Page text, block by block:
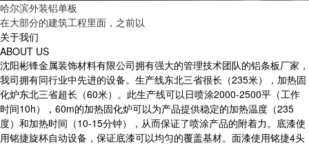
哈尔滨外装铝单板
在大部分的建筑工程里面，之前以
关于我们
ABOUT US
沈阳彬锋金属装饰材料有限公司拥有强大的管理技术团队的铝条板厂家，
我司拥有同行业中先进的设备。生产线东北三省很长（235米），加热固
化炉东北三省超长（60米）。此生产线可以日喷涂2000-2500平（工作
时间10h），60m的加热固化炉可以为产品提供稳定的加热温度（235
度）和加热时间（10-15分钟），从而保证了喷涂产品的附着力。底漆使
用铭捷旋杯自动设备，保证底漆可以均匀的覆盖基材。面漆使用铭捷4头